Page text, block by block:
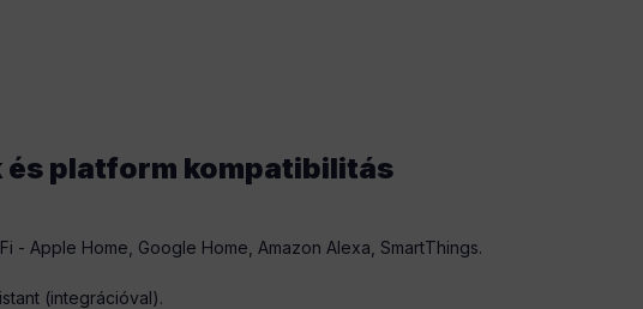
platform kompatibilitás
- Apple Home, Google Home, Amazon Alexa, SmartThings.
(integrációval).